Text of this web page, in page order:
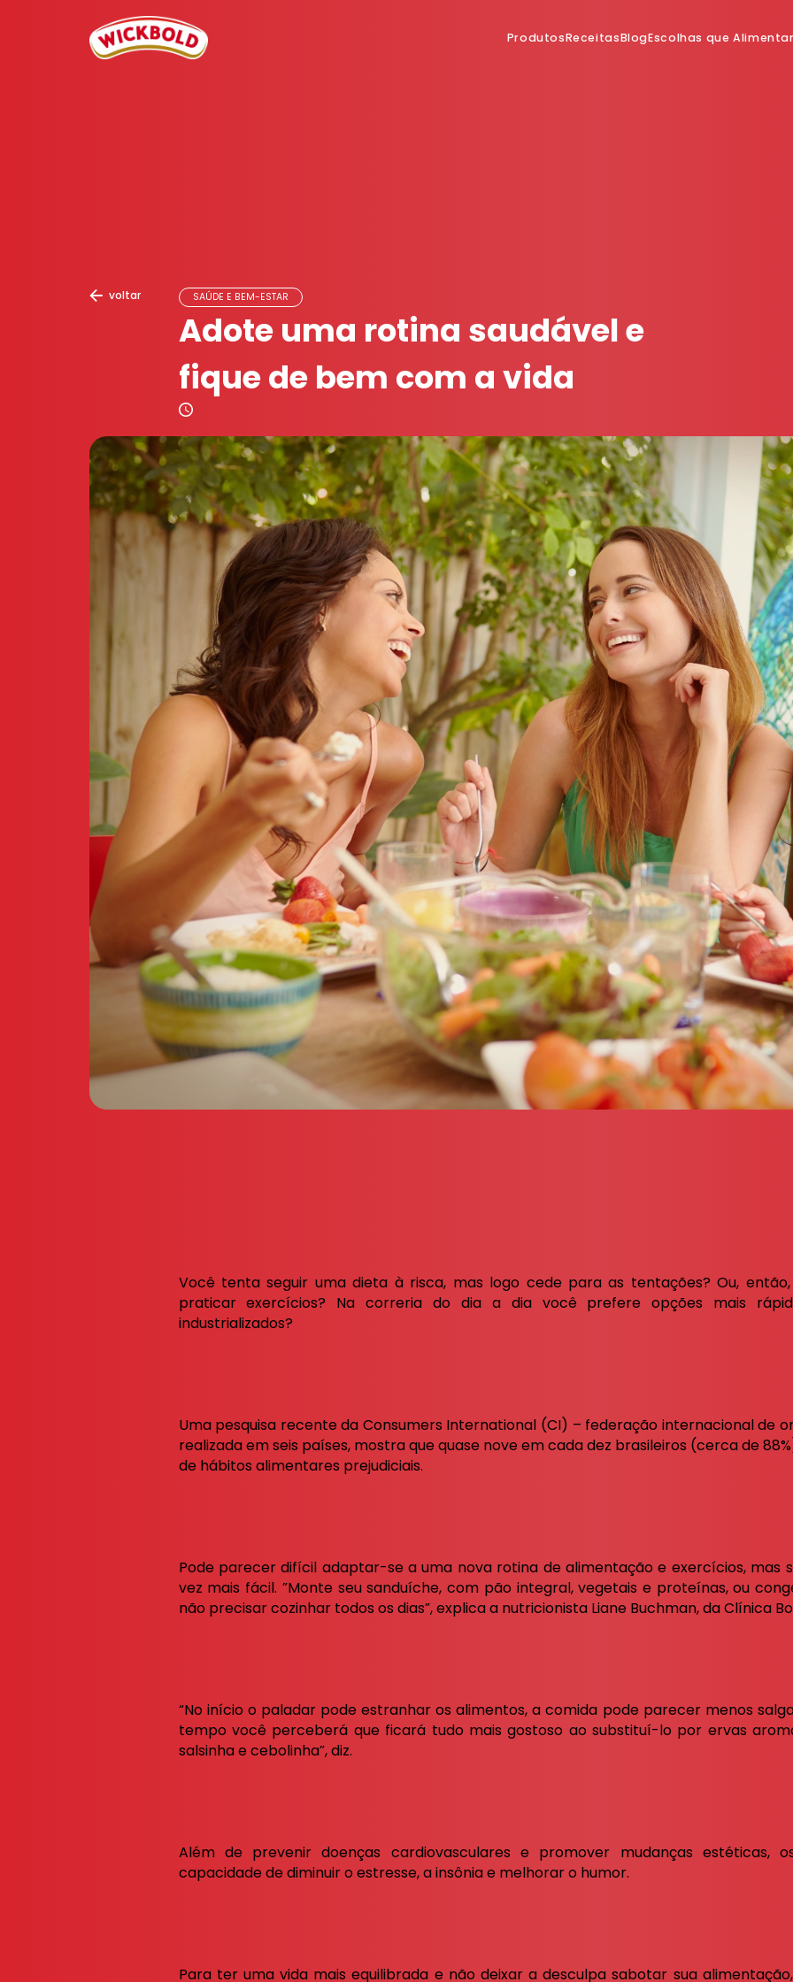
ProdutosReceitasBlogEscolhas que
voltar SAÚDE E BEM-ESTAR
Adote uma rotina saudável e
fique de bem com a vida
Você tenta seguir uma dieta à risca, mas logo cede para as tentações? Ou,
praticar exercícios? Na correria do dia a dia você prefere opções mais
industrializados?
Uma pesquisa recente da Consumers International (CI) – federação internacional de
realizada em seis países, mostra que quase nove em cada dez brasileiros (cerca de
de hábitos alimentares prejudiciais.
Pode parecer difícil adaptar-se a uma nova rotina de alimentação e exercícios, mas
vez mais fácil. ”Monte seu sanduíche, com pão integral, vegetais e proteínas, ou
não precisar cozinhar todos os dias”, explica a nutricionista Liane Buchman, da Clínica
“No início o paladar pode estranhar os alimentos, a comida pode parecer menos
tempo você perceberá que ficará tudo mais gostoso ao substituí-lo por ervas
salsinha e cebolinha”, diz.
Além de prevenir doenças cardiovasculares e promover mudanças estéticas,
capacidade de diminuir o estresse, a insônia e melhorar o humor.
Para ter uma vida mais equilibrada e não deixar a desculpa sabotar sua